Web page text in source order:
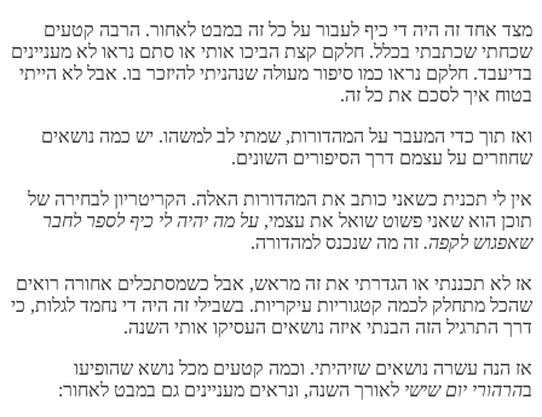
מצד אחד זה היה די כיף לעבור על כל זה במבט לאחור. הרבה קטעים
שכחתי שכתבתי בכלל. חלקם קצת הביכו אותי או סתם נראו לא מעניינים
בדיעבד. חלקם נראו כמו סיפור מעולה שנהניתי להיזכר בו. אבל לא הייתי
בטוח איך לסכם את כל זה.
ואז תוך כדי המעבר על המהדורות, שמתי לב למשהו. יש כמה נושאים
שחוזרים על עצמם דרך הסיפורים השונים.
אין לי תכנית כשאני כותב את המהדורות האלה. הקריטריון לבחירה של
תוכן הוא שאני פשוט שואל את עצמי, על מה יהיה לי כיף לספר לחבר
שאפגוש לקפה. זה מה שנכנס למהדורה.
אז לא תכננתי או הגדרתי את זה מראש, אבל כשמסתכלים אחורה רואים
שהכל מתחלק לכמה קטגוריות עיקריות. בשבילי זה היה די נחמד לגלות, כי
דרך התרגיל הזה הבנתי איזה נושאים העסיקו אותי השנה.
אז הנה עשרה נושאים שזיהיתי. וכמה קטעים מכל נושא שהופיעו
בהרהורי יום שישי לאורך השנה, ונראים מעניינים גם במבט לאחור: